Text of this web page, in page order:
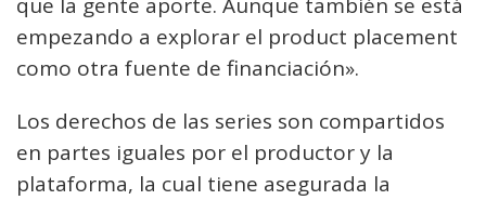
empezando a explorar el product placement
como otra fuente de financiación».
Los derechos de las series son compartidos
en partes iguales por el productor y la
plataforma, la cual tiene asegurada la